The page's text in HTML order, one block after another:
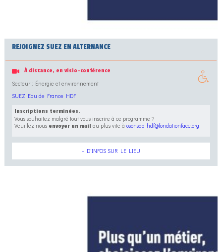
REJOIGNEZ SUEZ EN ALTERNANCE
À distance, en visio-conférence
Secteur : Énergie et environnement
SUEZ Eau de France HDF
Inscriptions terminées.
Vous souhaitez malgré tout vous inscrire à ce programme ?
Veuillez nous envoyer un mailau plus vite à osonsaa-hdf@fondationface.org
+ D'INFOS SUR LE LIEU